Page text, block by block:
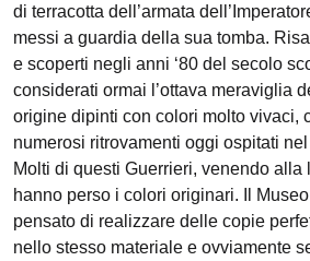
di terracotta dell’armata
messi a guardia della sua tomba.
e scoperti negli anni ‘80 del secolo
considerati ormai l’ottava meraviglia
origine dipinti con colori molto vivaci,
numerosi ritrovamenti oggi ospitati
Molti di questi Guerrieri, venendo alla
hanno perso i colori originari. Il
pensato di realizzare delle copie
nello stesso materiale e ovviamente